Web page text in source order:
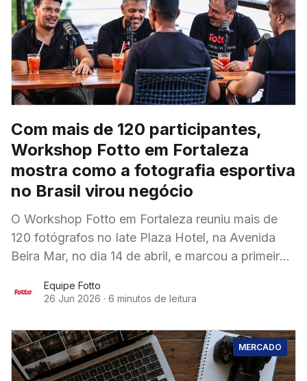
Com mais de 120 participantes,
Workshop Fotto em Fortaleza
mostra como a fotografia esportiva
no Brasil virou negócio
O Workshop Fotto em Fortaleza reuniu mais de
120 fotógrafos no Iate Plaza Hotel, na Avenida
Beira Mar, no dia 14 de abril, e marcou a primeira
Equipe Fotto
26 Jun 2026 · 6 minutos de leitura
MERCADO